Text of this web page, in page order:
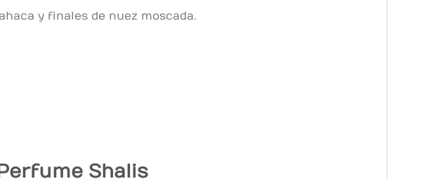
y finales de nuez moscada.
Shalis